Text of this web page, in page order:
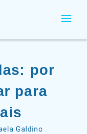
por
para
Galdino